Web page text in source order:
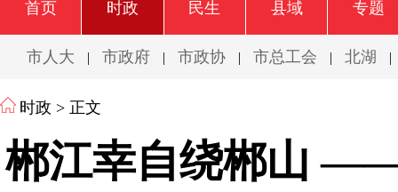
首页 时政 民生 县域 专题
市人大 | 市政府 | 市政协 | 市总工会 | 北湖 |
时政 > 正文
郴江幸自绕郴山